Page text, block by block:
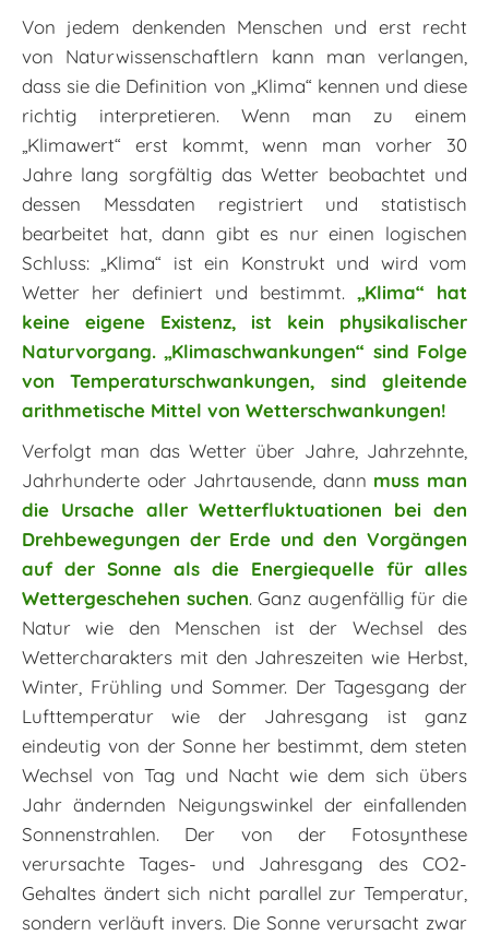
Von jedem denkenden Menschen und erst recht
von Naturwissenschaftlern kann man verlangen,
dass sie die Definition von „Klima“ kennen und diese
richtig interpretieren. Wenn man zu einem
„Klimawert“ erst kommt, wenn man vorher 30
Jahre lang sorgfältig das Wetter beobachtet und
dessen Messdaten registriert und statistisch
bearbeitet hat, dann gibt es nur einen logischen
Schluss: „Klima“ ist ein Konstrukt und wird vom
Wetter her definiert und bestimmt. „Klima“ hat
keine eigene Existenz, ist kein physikalischer
Naturvorgang. „Klimaschwankungen“ sind Folge
von Temperaturschwankungen, sind gleitende
arithmetische Mittel von Wetterschwankungen!
Verfolgt man das Wetter über Jahre, Jahrzehnte,
Jahrhunderte oder Jahrtausende, dann muss man
die Ursache aller Wetterfluktuationen bei den
Drehbewegungen der Erde und den Vorgängen
auf der Sonne als die Energiequelle für alles
Wettergeschehen suchen. Ganz augenfällig für die
Natur wie den Menschen ist der Wechsel des
Wettercharakters mit den Jahreszeiten wie Herbst,
Winter, Frühling und Sommer. Der Tagesgang der
Lufttemperatur wie der Jahresgang ist ganz
eindeutig von der Sonne her bestimmt, dem steten
Wechsel von Tag und Nacht wie dem sich übers
Jahr ändernden Neigungswinkel der einfallenden
Sonnenstrahlen. Der von der Fotosynthese
verursachte Tages- und Jahresgang des CO2-
Gehaltes ändert sich nicht parallel zur Temperatur,
sondern verläuft invers. Die Sonne verursacht zwar